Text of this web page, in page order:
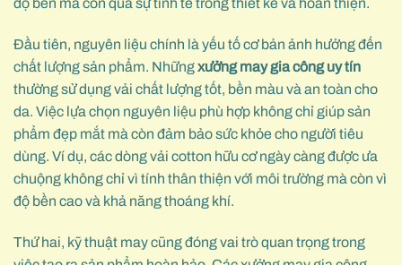
độ bền mà còn qua sự tinh tế trong thiết kế và hoàn thiện.
Đầu tiên, nguyên liệu chính là yếu tố cơ bản ảnh hưởng đến
chất lượng sản phẩm. Nhữngxưởng may gia công uy tín
thường sử dụng vải chất lượng tốt, bền màu và an toàn cho
da. Việc lựa chọn nguyên liệu phù hợp không chỉ giúp sản
phẩm đẹp mắt mà còn đảm bảo sức khỏe cho người tiêu
dùng. Ví dụ, các dòng vải cotton hữu cơ ngày càng được ưa
chuộng không chỉ vì tính thân thiện với môi trường mà còn vì
độ bền cao và khả năng thoáng khí.
Thứ hai, kỹ thuật may cũng đóng vai trò quan trọng trong